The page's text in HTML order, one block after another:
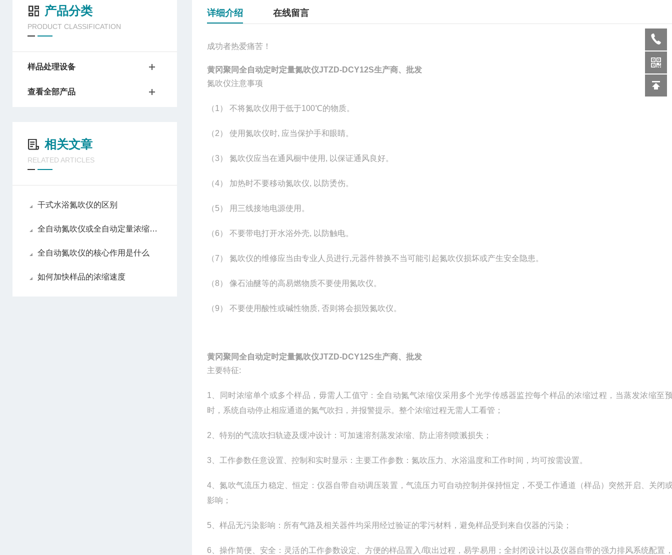
产品分类
PRODUCT CLASSIFICATION
样品处理设备
查看全部产品
相关文章
RELATED ARTICLES
干式水浴氮吹仪的区别
全自动氮吹仪或全自动定量浓缩仪如何做选择
全自动氮吹仪的核心作用是什么
如何加快样品的浓缩速度
详细介绍 在线留言
成功者热爱痛苦！
黄冈聚同全自动定时定量氮吹仪JTZD-DCY12S生产商、批发
氮吹仪注意事项
（1） 不将氮吹仪用于低于100℃的物质。
（2） 使用氮吹仪时, 应当保护手和眼睛。
（3） 氮吹仪应当在通风橱中使用, 以保证通风良好。
（4） 加热时不要移动氮吹仪, 以防烫伤。
（5） 用三线接地电源使用。
（6） 不要带电打开水浴外壳, 以防触电。
（7） 氮吹仪的维修应当由专业人员进行,元器件替换不当可能引起氮吹仪损坏或产生安全隐患。
（8） 像石油醚等的高易燃物质不要使用氮吹仪。
（9） 不要使用酸性或碱性物质, 否则将会损毁氮吹仪。
黄冈聚同全自动定时定量氮吹仪JTZD-DCY12S生产商、批发
主要特征:
1
、同时浓缩单个或多个样品，毋需人工值守：全自动氮气浓缩仪采用多个光学传感器监控每个样品的浓缩过程，当蒸发浓缩至
时，系统自动停止相应通道的氮气吹扫，并报警提示。整个浓缩过程无需人工看管；
2 、特别的气流吹扫轨迹及缓冲设计：可加速溶剂蒸发浓缩、防止溶剂喷溅损失；
3 、工作参数任意设置、控制和实时显示：主要工作参数：氮吹压力、水浴温度和工作时间，均可按需设置。
4 、氮吹气流压力稳定、恒定：仪器自带自动调压装置，气流压力可自动控制并保持恒定，不受工作通道（样品）突然开启、关闭
影响；
5 、样品无污染影响：所有气路及相关器件均采用经过验证的零污材料，避免样品受到来自仪器的污染；
6 、操作简便、安全：灵活的工作参数设定、方便的样品置入 /取出过程，易学易用；全封闭设计以及仪器自带的强力排风系统配置